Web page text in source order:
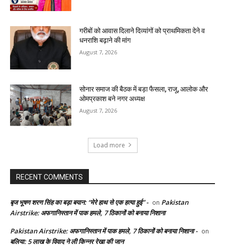
गरीबों को आवास दिलाने दिव्यांगों को प्राथमिकता देने व
धनराशि बढ़ाने की मांग
August 7, 2026
सोनार समाज की बैठक में बड़ा फैसला, राजू, आलोक और
ओमप्रकाश बने नगर अध्यक्ष
August 7, 2026
Load more
RECENT COMMENTS
बृज भूषण शरण सिंह का बड़ा बयान: “मेरे हाथ से एक हत्या हुई” - on Pakistan
Airstrike: अफगानिस्तान में पाक हमले, 7 ठिकानों को बनाया निशाना
Pakistan Airstrike: अफगानिस्तान में पाक हमले, 7 ठिकानों को बनाया निशाना - on
बलिया: 5 लाख के विवाद ने ली किन्नर रेखा की जान